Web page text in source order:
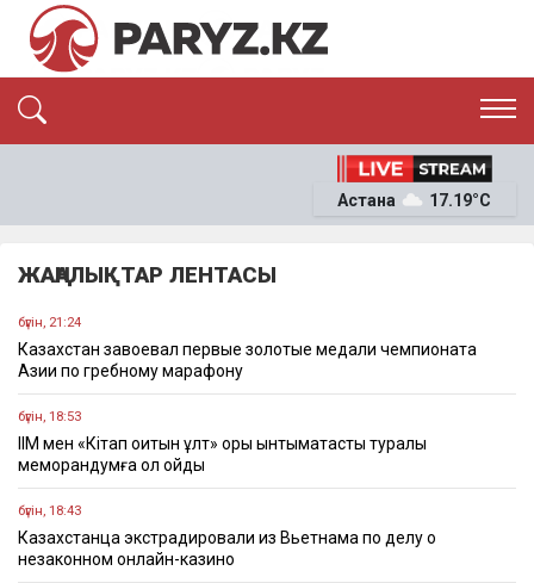
ЭКОНОМИКА
ОҚИҒА
Астана 17.19°C
ЖАҢАЛЫҚТАР ЛЕНТАСЫ
бүгін, 21:24
Казахстан завоевал первые золотые медали чемпионата
Азии по гребному марафону
бүгін, 18:53
ІІМ мен «Кітап оқитын ұлт» қоры ынтымақтастық туралы
меморандумға қол қойды
бүгін, 18:43
Казахстанца экстрадировали из Вьетнама по делу о
незаконном онлайн-казино